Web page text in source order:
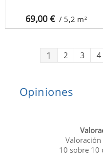
69,00€ / 5,2 m²
1 2 3 4
Opiniones
10 sobre 10